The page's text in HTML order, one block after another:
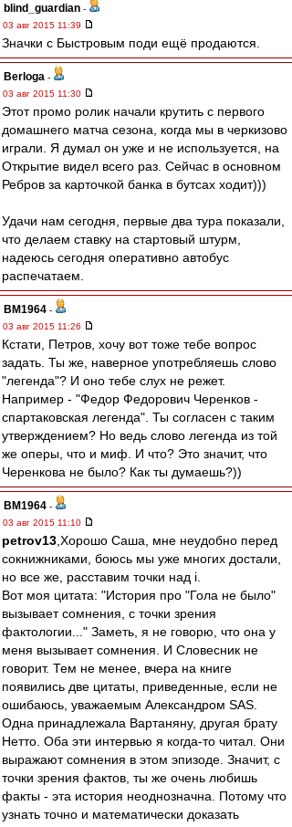
blind_guardian -
03 авг 2015 11:39
Значки с Быстровым поди ещё продаются.
Berloga -
03 авг 2015 11:30
Этот промо ролик начали крутить с первого
домашнего матча сезона, когда мы в черкизово
играли. Я думал он уже и не используется, на
Открытие видел всего раз. Сейчас в основном
Ребров за карточкой банка в бутсах ходит)))
Удачи нам сегодня, первые два тура показали,
что делаем ставку на стартовый штурм,
надеюсь сегодня оперативно автобус
распечатаем.
BM1964 -
03 авг 2015 11:26
Кстати, Петров, хочу вот тоже тебе вопрос
задать. Ты же, наверное употребляешь слово
"легенда"? И оно тебе слух не режет.
Например - "Федор Федорович Черенков -
спартаковская легенда". Ты согласен с таким
утверждением? Но ведь слово легенда из той
же оперы, что и миф. И что? Это значит, что
Черенкова не было? Как ты думаешь?))
BM1964 -
03 авг 2015 11:10
petrov13 ,Хорошо Саша, мне неудобно перед
сокнижниками, боюсь мы уже многих достали,
но все же, расставим точки над i.
Вот моя цитата: "История про "Гола не было"
вызывает сомнения, с точки зрения
фактологии..." Заметь, я не говорю, что она у
меня вызывает сомнения. И Словесник не
говорит. Тем не менее, вчера на книге
появились две цитаты, приведенные, если не
ошибаюсь, уважаемым Александром SAS.
Одна принадлежала Вартаняну, другая брату
Нетто. Оба эти интервью я когда-то читал. Они
выражают сомнения в этом эпизоде. Значит, с
точки зрения фактов, ты же очень любишь
факты - эта история неоднозначна. Потому что
узнать точно и математически доказать